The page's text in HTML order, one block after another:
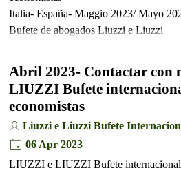
Italia- España- Maggio 2023/ Mayo
Bufete de abogados Liuzzi e Liuzzi
Abril 2023- Contactar con
LIUZZI Bufete
economistas
Liuzzi e Liuzzi Bufete
06 Apr 2023
LIUZZI e LIUZZI Bufete internacional